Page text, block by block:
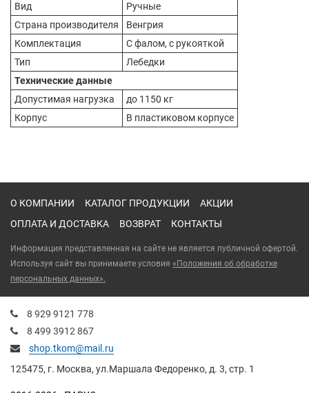
Вид
Ручные
Страна производителя
Венгрия
Комплектация
С фалом, с рукояткой
Тип
Лебедки
Технические данные
Допустимая нагрузка
до 1150 кг
Корпус
В пластиковом корпусе
О КОМПАНИИ КАТАЛОГ ПРОДУКЦИИ
АКЦИИ
ОПЛАТА И ДОСТАВКА
ВОЗВРАТ КОНТАКТЫ
Информация представленная на сайте не является публичной офертой.
Используя сайт вы принимаете условия «Положения об обработке
персональных данных».
8 929 9121 778
8 499 3912 867
shop.tkom@mail.ru
125475, г. Москва, ул.Маршала Федоренко, д. 3, стр. 1